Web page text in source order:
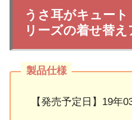
うさ耳がキュー
リーズの着せ替え
【発売予定日】19年